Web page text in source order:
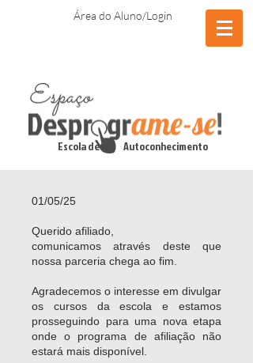
Área do Aluno/Login
Escola de Autoconhecimento
01/05/25
Querido afiliado,
comunicamos através deste que
nossa parceria chega ao fim.
Agradecemos o interesse em divulgar
os cursos da escola e estamos
prosseguindo para uma nova etapa
onde o programa de afiliação não
estará mais disponível.